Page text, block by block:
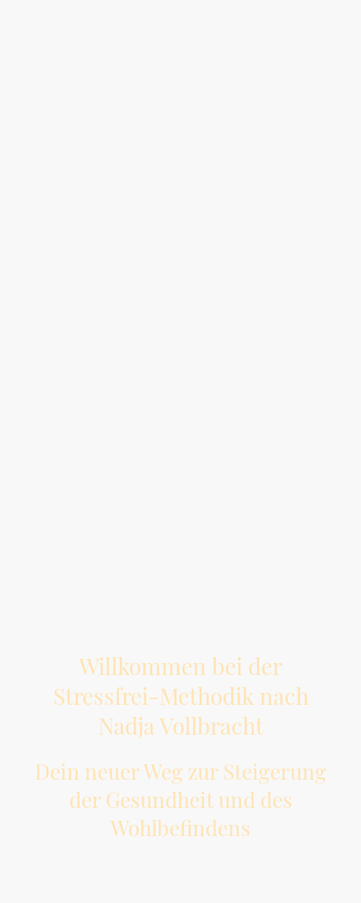
Willkommen bei der
Stressfrei-Methodik nach
Nadja Vollbracht
Dein neuer Weg zur Steigerung
der Gesundheit und des
Wohlbefindens